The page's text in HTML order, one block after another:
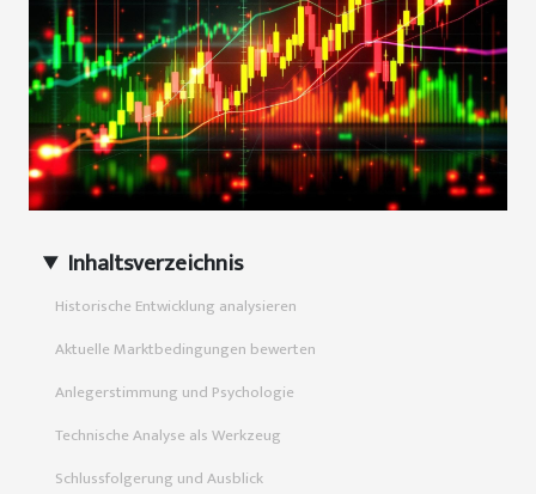
Inhaltsverzeichnis
Historische Entwicklung analysieren
Aktuelle Marktbedingungen bewerten
Anlegerstimmung und Psychologie
Technische Analyse als Werkzeug
Schlussfolgerung und Ausblick